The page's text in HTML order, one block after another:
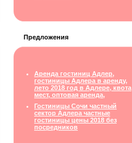
Предложения
Аренда гостиниц Адлер,
гостиницы Адлера в аренду,
лето 2018 год в Адлере, квота
мест, оптовая аренда,
Гостиницы Сочи частный
сектор Адлера частные
гостиницы цены 2018 без
посредников